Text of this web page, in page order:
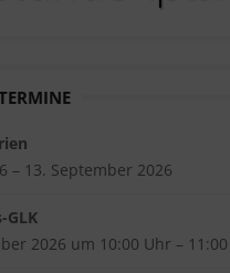
– 13. September 2026
GLK
2026 um 10:00 Uhr – 11:00